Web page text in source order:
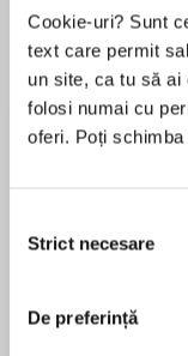
Cookie-uri? Sunt
text care permit
un site, ca tu să ai
folosi numai cu
oferi. Poți
consimțământului
Strict necesare
De preferință
Despre
Numele meu e
un băiat ca
așteptai la
începutul
mă joc ore
fiecare aromă
MAI MULT
pentru